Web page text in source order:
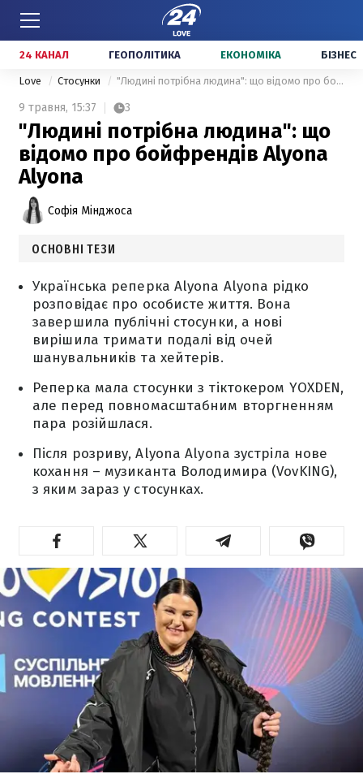
24 КАНАЛ ГЕОПОЛІТИКА ЕКОНОМІКА БІЗНЕС
Love Стосунки "Людині потрібна людина": що відомо про бойфрендів Alyona Alyona
9 травня, 15:37 3
"Людині потрібна людина": що
відомо про бойфрендів Alyona
Alyona
Софія Мінджоса
ОСНОВНІ ТЕЗИ
Українська реперка Alyona Alyona рідко
розповідає про особисте життя. Вона
завершила публічні стосунки, а нові
вирішила тримати подалі від очей
шанувальників та хейтерів.
Реперка мала стосунки з тіктокером YOXDEN,
але перед повномасштабним вторгненням
пара розійшлася.
Після розриву, Alyona Alyona зустріла нове
кохання – музиканта Володимира (VovKING),
з яким зараз у стосунках.